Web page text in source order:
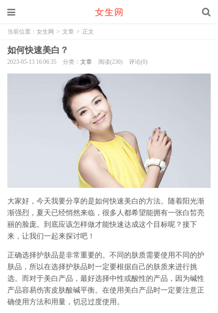
当前位置： 女生网 > 文章 > 正文
如何快速美白？
2023-05-13 16:06:35 分类： 文章 阅读(230) 评论(0)
大家好，今天我要分享的是如何快速美白的方法。随着阳光渐
渐强烈，夏天已经悄然来临，很多人都希望能拥有一张白皙亮
丽的脸庞。到底应该怎样做才能快速达成这个目标呢？接下
来，让我们一起来探讨吧！
正确选择护肤品是非常重要的。不同的肤质需要使用不同的护
肤品，所以在选择护肤品时一定要根据自己的肤质来进行挑
选。而对于美白产品，最好选择中性或酸性的产品，因为碱性
产品容易伤害皮肤酸碱平衡。在使用美白产品时一定要注意正
确使用方法和用量，切忌过度使用。